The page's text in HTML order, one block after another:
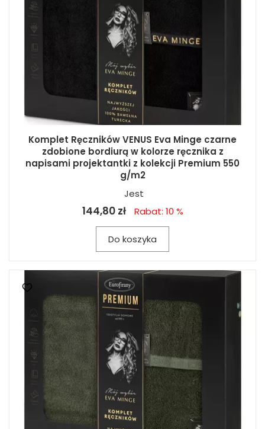
Komplet Ręczników VENUS Eva Minge czarne
zdobione bordiurą w kolorze ręcznika z
napisami projektantki z kolekcji Premium 550
g/m2
Jest
144,80 zł Rabat: 10 %
Do koszyka